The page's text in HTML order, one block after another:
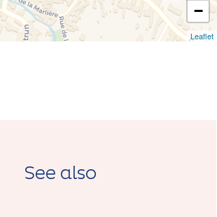
−
Leaflet
See also